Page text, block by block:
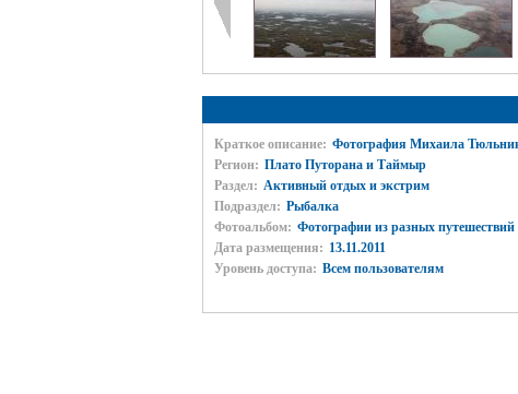
Краткое описание: Фотография Михаила
Регион: Плато Путорана и Таймыр
Раздел: Активный отдых и экстрим
Подраздел: Рыбалка
Фотоальбом: Фотографии из разных
Дата размещения: 13.11.2011
Уровень доступа: Всем пользователям